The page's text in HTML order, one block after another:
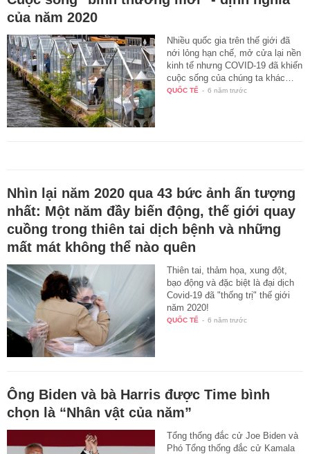
của năm 2020
Nhiều quốc gia trên thế giới đã
nới lỏng hạn chế, mở cửa lại nền
kinh tế nhưng COVID-19 đã khiến
cuộc sống của chúng ta khác…
QUỐC TẾ - 6 năm trước
Nhìn lại năm 2020 qua 43 bức ảnh ấn tượng
nhất: Một năm đầy biến động, thế giới quay
cuồng trong thiên tai dịch bệnh và những
mất mát không thể nào quên
Thiên tai, thảm họa, xung đột,
bạo động và đặc biệt là đại dịch
Covid-19 đã "thống trị" thế giới
năm 2020!
QUỐC TẾ - 6 năm trước
Ông Biden và bà Harris được Time bình
chọn là “Nhân vật của năm”
Tổng thống đắc cử Joe Biden và
Phó Tổng thống đắc cử Kamala